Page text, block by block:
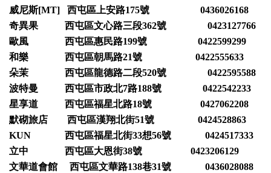
威尼斯[MT] 西屯區上安路175號 0436026168
奇異果 西屯區文心路三段362號 0423127766
歐風 西屯區惠民路199號 0422599299
和樂 西屯區朝馬路21號 0422555633
朵茉 西屯區龍德路二段520號 0422595588
波特曼 西屯區市政北7路188號 0422542233
星享道 西屯區福星北路18號 0427062208
默砌旅店 西屯區漢翔北街51號 0424528863
KUN 西屯區福星北街33想56號 0424517333
立中 西屯區大恩街38號 0423206129
文華道會館 西屯區文華路138巷31號 0436028088